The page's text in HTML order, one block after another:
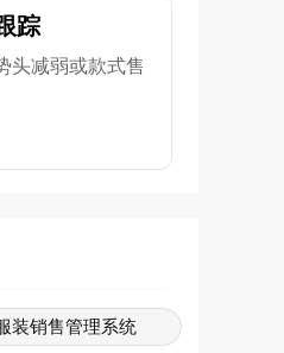
踪
头减弱或款式售
装销售管理系统